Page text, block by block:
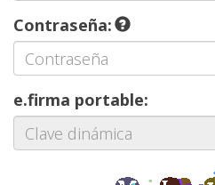
Contraseña:
e.firma portable: